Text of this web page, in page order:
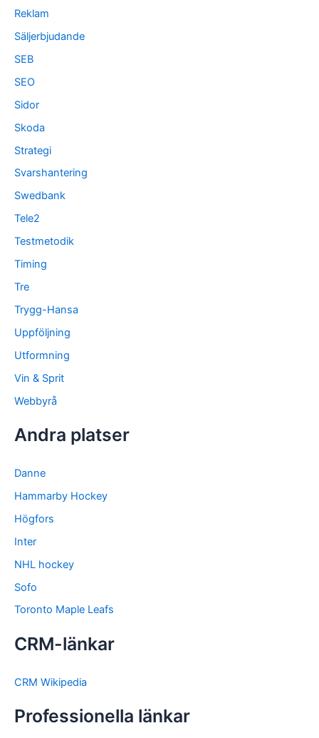
Reklam
Säljerbjudande
SEB
SEO
Sidor
Skoda
Strategi
Svarshantering
Swedbank
Tele2
Testmetodik
Timing
Tre
Trygg-Hansa
Uppföljning
Utformning
Vin & Sprit
Webbyrå
Andra platser
Danne
Hammarby Hockey
Högfors
Inter
NHL hockey
Sofo
Toronto Maple Leafs
CRM-länkar
CRM Wikipedia
Professionella länkar